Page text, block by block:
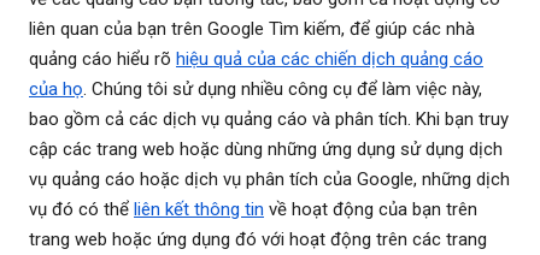
liên quan của bạn trên Google Tìm kiếm, để giúp các nhà
quảng cáo hiểu rõ hiệu quả của các chiến dịch quảng cáo
của họ. Chúng tôi sử dụng nhiều công cụ để làm việc này,
bao gồm cả các dịch vụ quảng cáo và phân tích. Khi bạn truy
cập các trang web hoặc dùng những ứng dụng sử dụng dịch
vụ quảng cáo hoặc dịch vụ phân tích của Google, những dịch
vụ đó có thể liên kết thông tin về hoạt động của bạn trên
trang web hoặc ứng dụng đó với hoạt động trên các trang